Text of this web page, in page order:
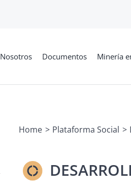
Nosotros Documentos Minería
Home Plataforma Social